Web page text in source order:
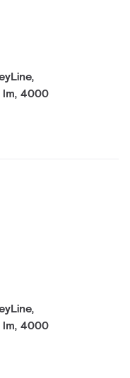
lm, 4000
lm, 4000